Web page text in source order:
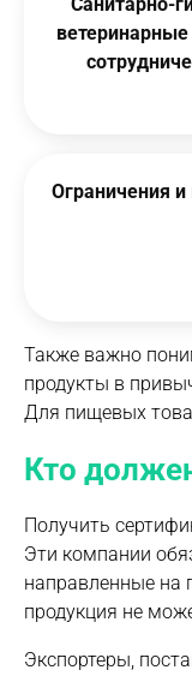
Ограничения
Также важно
продукты в
Для пищевых
Кто
Получить
Эти компании
направленные на
продукция не
Экспортеры,